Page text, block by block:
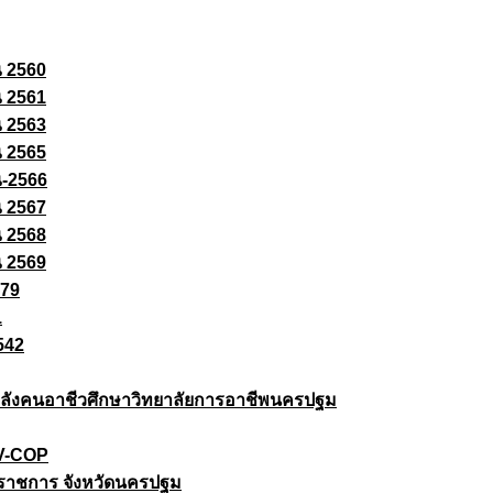
2560
2561
2563
2565
2566
2567
2568
2569
งคนอาชีวศึกษาวิทยาลัยการอาชีพนครปฐม
COP
าชการ จังหวัดนครปฐม